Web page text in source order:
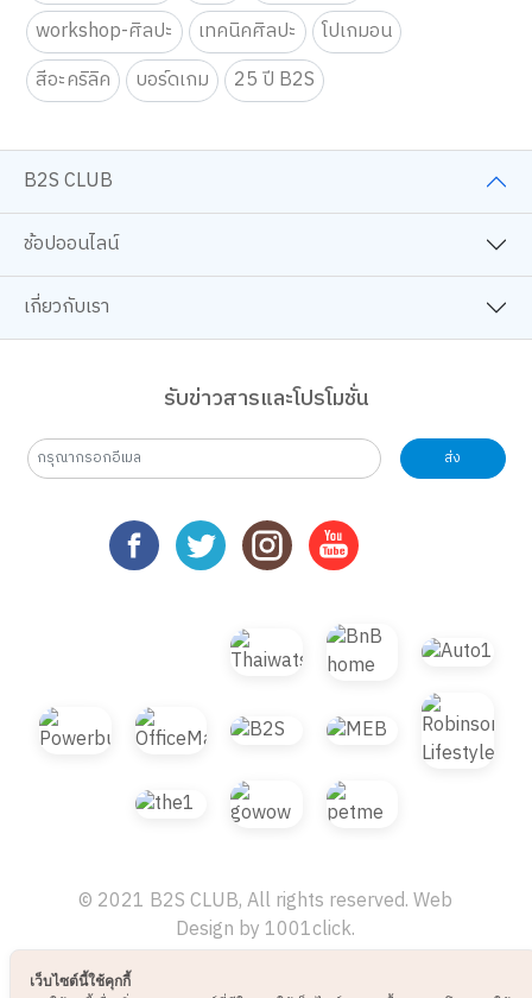
workshop-ศิลปะ
เทคนิคศิลปะ
โปเกมอน
สีอะคริลิค
บอร์ดเกม 25 ปี B2S
B2S CLUB
ช้อปออนไลน์
เกี่ยวกับเรา
รับข่าวสารและโปรโมชั่น
ส่ง
© 2021 B2S CLUB, All rights reserved. Web
เว็บไซต์นี้ใช้คุกกี้